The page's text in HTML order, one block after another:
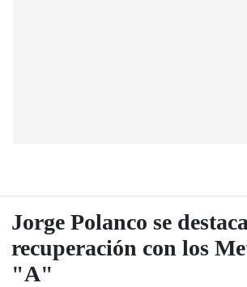
Jorge Polanco se
recuperación con los
"A"